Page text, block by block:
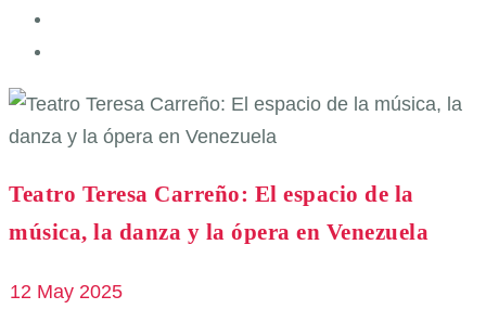
Teatro Teresa Carreño: El espacio de la
música, la danza y la ópera en Venezuela
12 May 2025